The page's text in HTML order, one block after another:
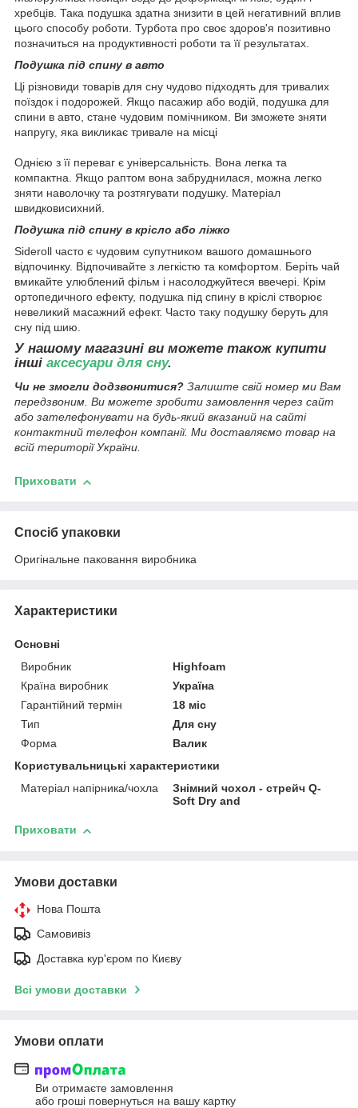
хребців. Така подушка здатна знизити в цей негативний вплив
цього способу роботи. Турбота про своє здоров'я позитивно
позначиться на продуктивності роботи та її результатах.
Подушка під спину в авто
Ці різновиди товарів для сну чудово підходять для тривалих
поїздок і подорожей. Якщо пасажир або водій, подушка для
спини в авто, стане чудовим помічником. Ви зможете зняти
напругу, яка викликає тривале на місці
Однією з її переваг є універсальність. Вона легка та
компактна. Якщо раптом вона забруднилася, можна легко
зняти наволочку та розтягувати подушку. Матеріал
швидковисихний.
Подушка під спину в крісло або ліжко
Sideroll часто є чудовим супутником вашого домашнього
відпочинку. Відпочивайте з легкістю та комфортом. Беріть чай
вмикайте улюблений фільм і насолоджуйтеся ввечері. Крім
ортопедичного ефекту, подушка під спину в кріслі створює
невеликий масажний ефект. Часто таку подушку беруть для
сну під шию.
У нашому магазині ви можете також купити
інші аксесуари для сну.
Чи не змогли додзвонитися? Залиште свій номер ми Вам
передзвоним. Ви можете зробити замовлення через сайт
або зателефонувати на будь-який вказаний на сайті
контактний телефон компанії. Ми доставляємо товар на
всій території України.
Приховати
Спосіб упаковки
Оригінальне паковання виробника
Характеристики
Основні
Виробник
Highfoam
Країна виробник
Україна
Гарантійний термін
18 міс
Тип
Для сну
Форма
Валик
Користувальницькі характеристики
Матеріал напірника/чохла
Знімний чохол - стрейч Q-
Soft Dry and
Приховати
Умови доставки
Нова Пошта
Самовивіз
Доставка кур'єром по Києву
Всі умови доставки
Умови оплати
Ви отримаєте замовлення
або гроші повернуться на вашу картку